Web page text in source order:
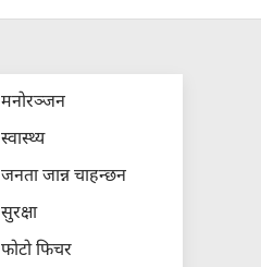
मनोरञ्जन
स्वास्थ्य
जनता जान्न चाहन्छन
सुरक्षा
फोटो फिचर